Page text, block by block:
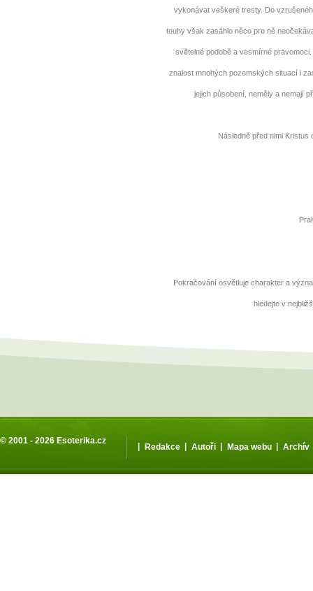
vykonávat veškeré tresty. Do
touhy však zasáhlo něco pro ně
světelné podobě a vesmírné
znalost mnohých pozemských situací i
jejich působení, neměly a nemají
Následně před nimi
Pokračování osvětluje charakter a
hledejte v
© 2001 - 2026 Esoterika.cz
| Redakce | Autoři | Mapa webu | Archív